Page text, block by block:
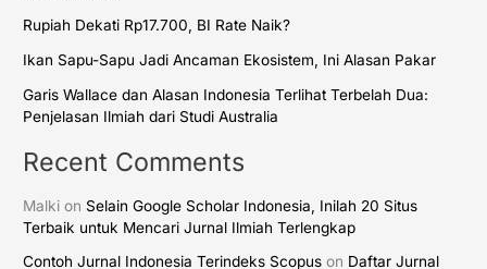
Rupiah Dekati Rp17.700, BI Rate Naik?
Ikan Sapu-Sapu Jadi Ancaman Ekosistem, Ini Alasan Pakar
Garis Wallace dan Alasan Indonesia Terlihat Terbelah Dua:
Penjelasan Ilmiah dari Studi Australia
Recent Comments
Malki onSelain Google Scholar Indonesia, Inilah 20 Situs
Terbaik untuk Mencari Jurnal Ilmiah Terlengkap
Contoh Jurnal Indonesia Terindeks Scopus on Daftar Jurnal